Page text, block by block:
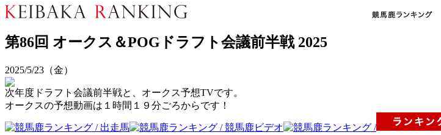
第86回 オークス＆POGドラフト会議前半戦 2025
2025/5/23（金）
次年度ドラフト会議前半戦と、オークス予想TVです。
オークスの予想動画は１時間１９分ごろからです！